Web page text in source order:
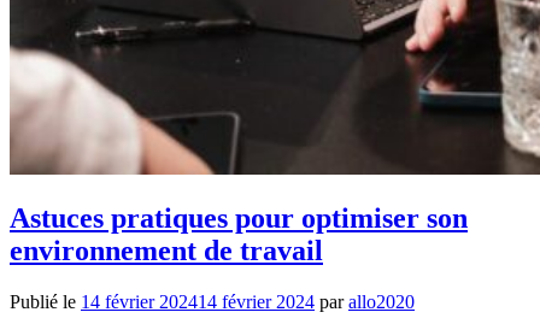
Astuces pratiques pour optimiser son
environnement de travail
Publié le 14 février 202414 février 2024 parallo2020